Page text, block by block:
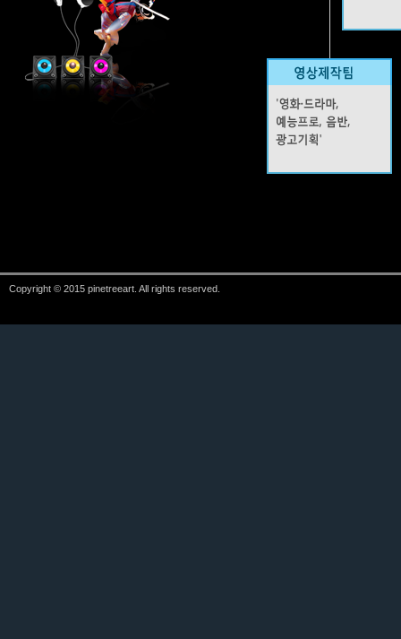
Copyright © 2015 pinetreeart. All rights reserved.